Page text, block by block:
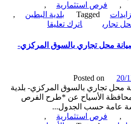
فرص استثمارية
,
Tagged بلدية البطين
,
اترك تعليقاon
استثمارية-
تأجير
ومتنوعة-
بلدية
البطين
تجاري بالسوق المركزي-
Posted on
بالسوق المركزي- بلدية
الأسياح عن *طرح الفرص
حسب الجدول...
فرص استثمارية
,